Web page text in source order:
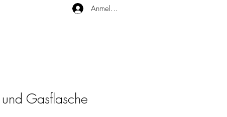
Anmelden
Gasflasche